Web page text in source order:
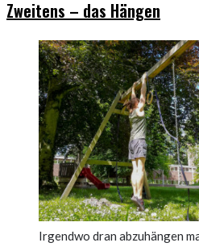
Zweitens – das Hängen
Irgendwo dran abzuhängen